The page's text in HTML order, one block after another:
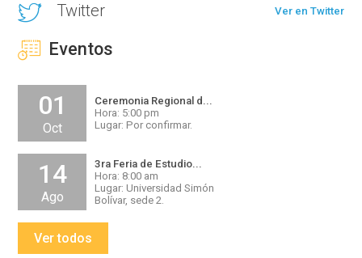
Twitter Ver en Twitter
Eventos
01
Oct
Ceremonia Regional d...
Hora: 5:00 pm
Lugar: Por confirmar.
14
Ago
3ra Feria de Estudio...
Hora: 8:00 am
Lugar: Universidad Simón
Bolívar, sede 2.
Ver todos